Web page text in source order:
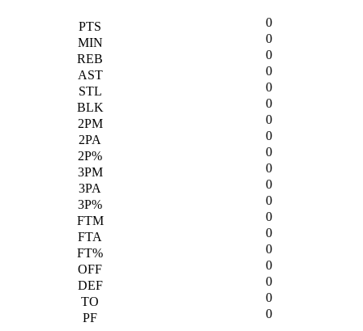
0
0
0
0
0
0
0
0
0
0
0
0
0
0
0
0
0
0
0